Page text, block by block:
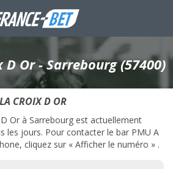
D Or - Sarrebourg (57400)
CROIX D OR
Or à Sarrebourg est actuellement
les jours. Pour contacter le bar PMU A
cliquez sur « Afficher le numéro » .